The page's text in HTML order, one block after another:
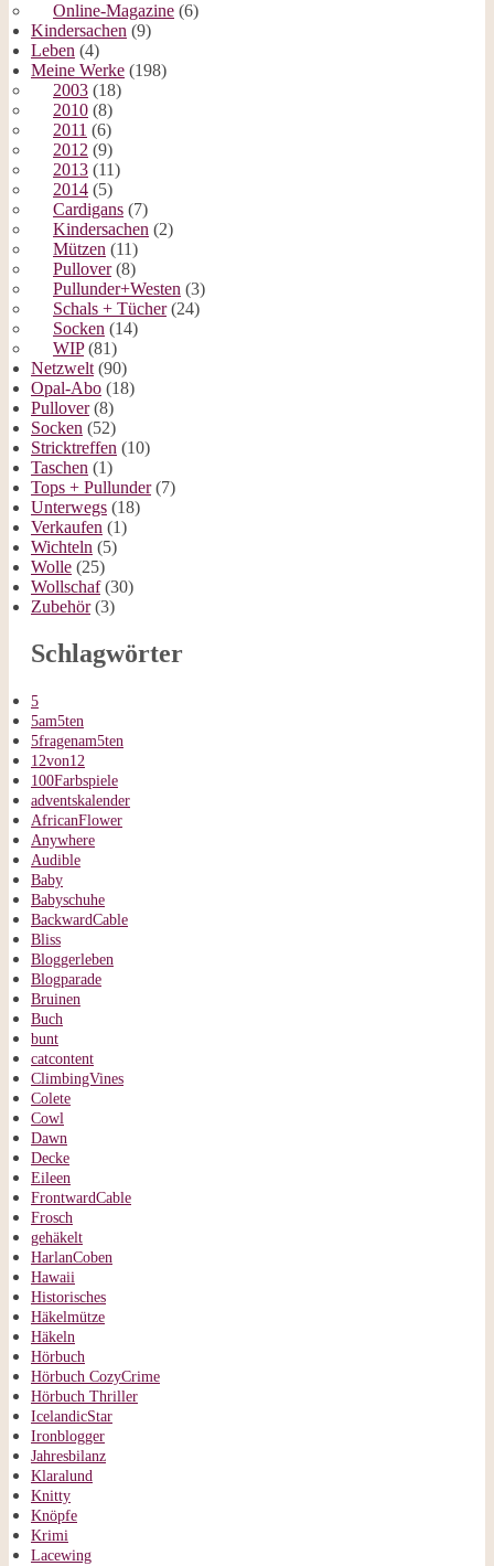
Online-Magazine (6)
Kindersachen (9)
Leben (4)
Meine Werke (198)
2003 (18)
2010 (8)
2011 (6)
2012 (9)
2013 (11)
2014 (5)
Cardigans (7)
Kindersachen (2)
Mützen (11)
Pullover(8)
Pullunder+Westen (3)
Schals + Tücher(24)
Socken (14)
WIP(81)
Netzwelt (90)
Opal-Abo (18)
Pullover(8)
Socken (52)
Stricktreffen (10)
Taschen (1)
Tops + Pullunder(7)
Unterwegs (18)
Verkaufen (1)
Wichteln (5)
Wolle (25)
Wollschaf(30)
Zubehör(3)
Schlagwörter
5
5am5ten
5fragenam5ten
12von12
100Farbspiele
adventskalender
AfricanFlower
Anywhere
Audible
Baby
Babyschuhe
BackwardCable
Bliss
Bloggerleben
Blogparade
Bruinen
Buch
bunt
catcontent
ClimbingVines
Colete
Cowl
Dawn
Decke
Eileen
FrontwardCable
Frosch
gehäkelt
HarlanCoben
Hawaii
Historisches
Häkelmütze
Häkeln
Hörbuch
Hörbuch CozyCrime
Hörbuch Thriller
IcelandicStar
Ironblogger
Jahresbilanz
Klaralund
Knitty
Knöpfe
Krimi
Lacewing